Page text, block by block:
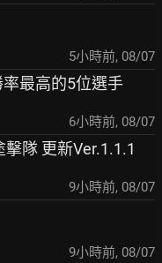
5小時前, 08/07
最高的5位選手
6小時前, 08/07
隊 更新Ver.1.1.1
9小時前, 08/07
9小時前, 08/07